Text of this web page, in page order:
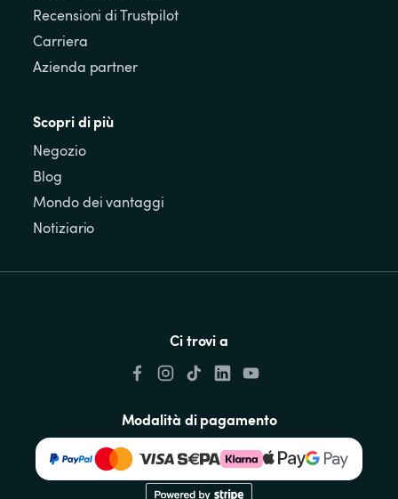
Recensioni di Trustpilot
Carriera
Azienda partner
Scopri di più
Negozio
Blog
Mondo dei vantaggi
Notiziario
Ci trovi a
Modalità di pagamento